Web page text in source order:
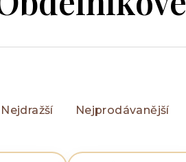
Nejdražší Nejprodávanější